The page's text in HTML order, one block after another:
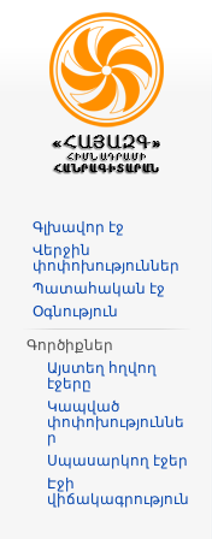
Գլխավոր էջ
Վերջին
փոփոխություններ
Պատահական էջ
Օգնություն
Գործիքներ
Այստեղ հղվող
էջերը
Կապված
փոփոխություննե
ր
Սպասարկող էջեր
Էջի
վիճակագրություն